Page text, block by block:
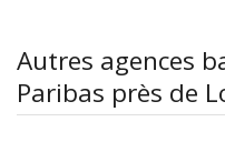
Autres agences
Paribas près de